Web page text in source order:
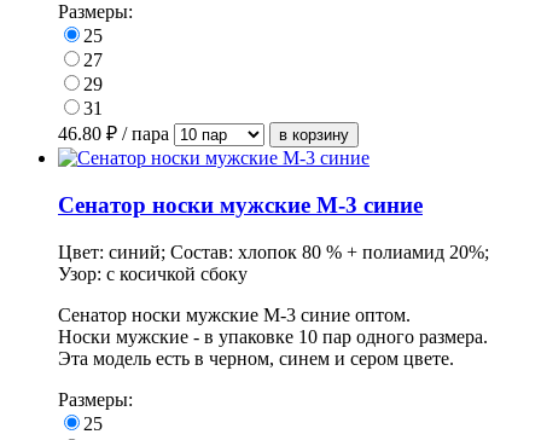
Размеры:
25
27
29
31
46.80 ₽ / пара
Сенатор носки мужские М-3 синие
Цвет: синий; Состав: хлопок 80 % + полиамид 20%;
Узор: с косичкой сбоку
Сенатор носки мужские М-3 синие оптом.
Носки мужские - в упаковке 10 пар одного размера.
Эта модель есть в черном, синем и сером цвете.
Размеры:
25